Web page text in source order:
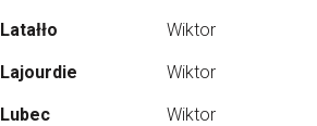
Latałło Wiktor
Lajourdie Wiktor
Lubec Wiktor